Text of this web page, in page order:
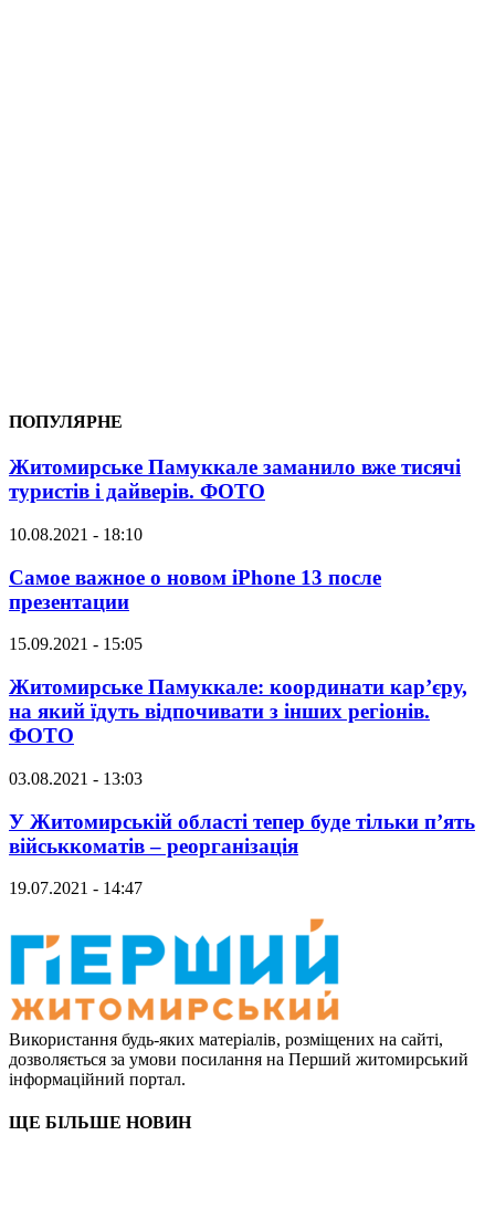
ПОПУЛЯРНЕ
Житомирське Памуккале заманило вже тисячі
туристів і дайверів. ФОТО
10.08.2021 - 18:10
Самое важное о новом iPhone 13 после
презентации
15.09.2021 - 15:05
Житомирське Памуккале: координати кар’єру,
на який їдуть відпочивати з інших регіонів.
ФОТО
03.08.2021 - 13:03
У Житомирській області тепер буде тільки п’ять
військкоматів – реорганізація
19.07.2021 - 14:47
Використання будь-яких матеріалів, розміщених на сайті,
дозволяється за умови посилання на Перший житомирський
інформаційний портал.
ЩЕ БІЛЬШЕ НОВИН